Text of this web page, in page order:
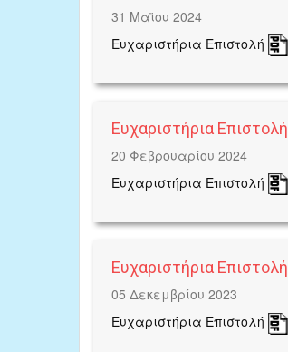
31 Μαϊου 2024
Ευχαριστήρια Επιστολή
Ευχαριστήρια Επιστολή
20 Φεβρουαρίου 2024
Ευχαριστήρια Επιστολή
Ευχαριστήρια Επιστολή
05 Δεκεμβρίου 2023
Ευχαριστήρια Επιστολή